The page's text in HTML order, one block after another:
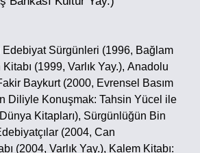
Edebiyat Sürgünleri (1996, Bağlam
(1999, Varlık Yay.), Anadolu
Baykurt (2000, Evrensel Basım
Diliyle Konuşmak: Tahsin Yücel ile
Kitapları), Sürgünlüğün Bin
(2004, Can
(2004, Varlık Yay.), Kalem Kitabı: